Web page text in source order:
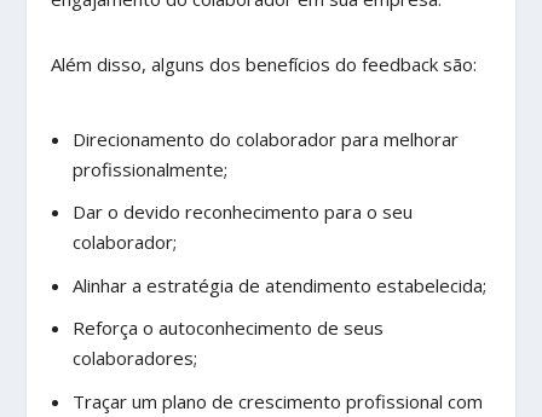
Além disso, alguns dos benefícios do feedback são:
Direcionamento do colaborador para melhorar
profissionalmente;
Dar o devido reconhecimento para o seu
colaborador;
Alinhar a estratégia de atendimento estabelecida;
Reforça o autoconhecimento de seus
colaboradores;
Traçar um plano de crescimento profissional com